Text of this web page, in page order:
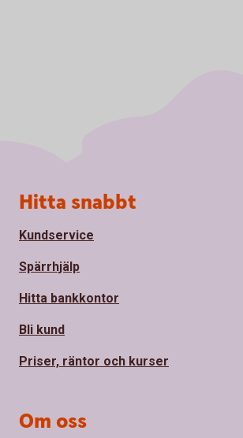
Sidfot
Hitta snabbt
Kundservice
Spärrhjälp
Hitta bankkontor
Bli kund
Priser, räntor och kurser
Om oss